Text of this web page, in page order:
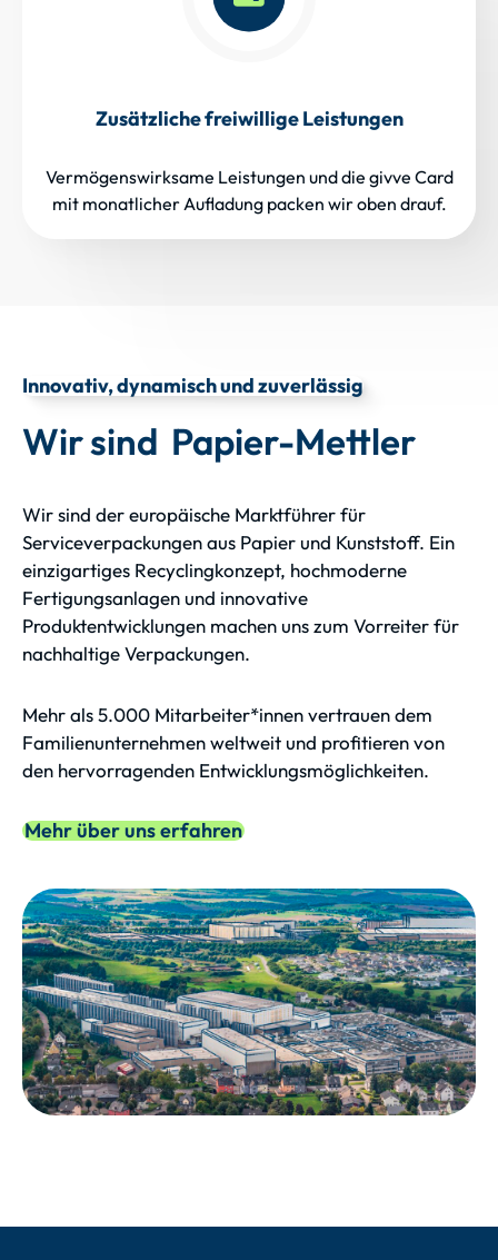
Zusätzliche freiwillige Leistungen
Vermögenswirksame Leistungen und die givve Card
mit monatlicher Aufladung packen wir oben drauf.
Innovativ, dynamisch und zuverlässig
Wir sind Papier-Mettler
Wir sind der europäische Marktführer für
Serviceverpackungen aus Papier und Kunststoff. Ein
einzigartiges Recyclingkonzept, hochmoderne
Fertigungsanlagen und innovative
Produktentwicklungen machen uns zum Vorreiter für
nachhaltige Verpackungen.
Mehr als 5.000 Mitarbeiter*innen vertrauen dem
Familienunternehmen weltweit und profitieren von
den hervorragenden Entwicklungsmöglichkeiten.
Mehr über uns erfahren